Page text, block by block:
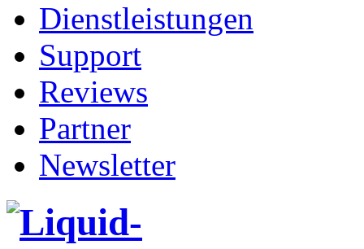
Dienstleistungen
Support
Reviews
Partner
Newsletter